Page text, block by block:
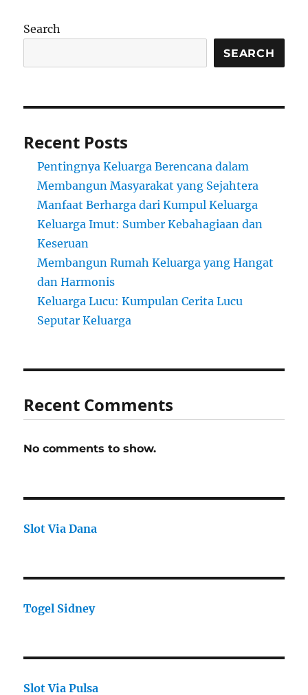
Search
SEARCH
Recent Posts
Pentingnya Keluarga Berencana dalam
Membangun Masyarakat yang Sejahtera
Manfaat Berharga dari Kumpul Keluarga
Keluarga Imut: Sumber Kebahagiaan dan
Keseruan
Membangun Rumah Keluarga yang Hangat
dan Harmonis
Keluarga Lucu: Kumpulan Cerita Lucu
Seputar Keluarga
Recent Comments
No comments to show.
Slot Via Dana
Togel Sidney
Slot Via Pulsa